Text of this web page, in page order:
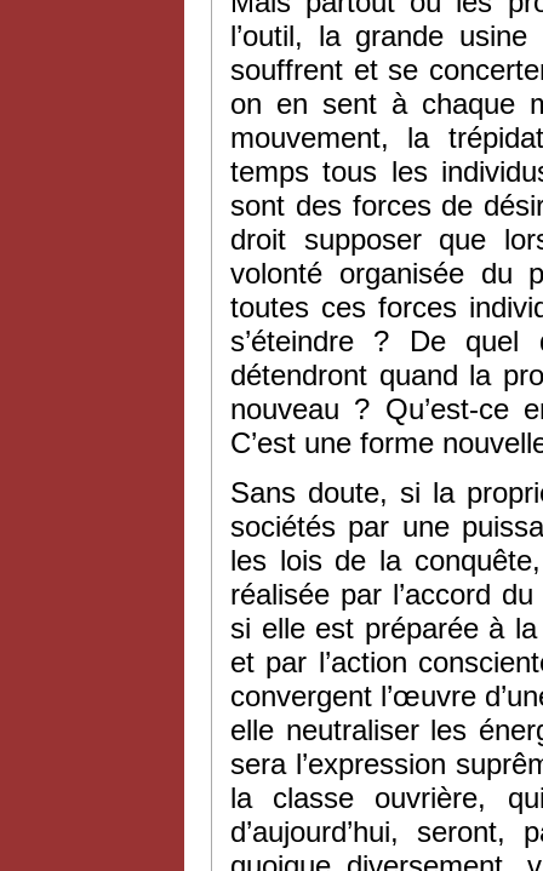
l’outil, la grande
souffrent et se
on en sent à chaque
mouvement, la
temps tous les
sont des forces de
droit supposer que
volonté organisée du
toutes ces forces
s’éteindre ? De
détendront quand la
nouveau ? Qu’est-ce
C’est une forme
Sans doute, si la
sociétés par une
les lois de la
réalisée par l’accord
si elle est préparée à
et par l’action
convergent l’œuvre
elle neutraliser les
sera l’expression
la classe ouvrière,
d’aujourd’hui, seront,